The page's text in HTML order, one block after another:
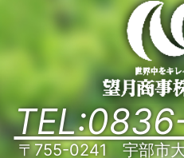
〒755-0241 宇部市